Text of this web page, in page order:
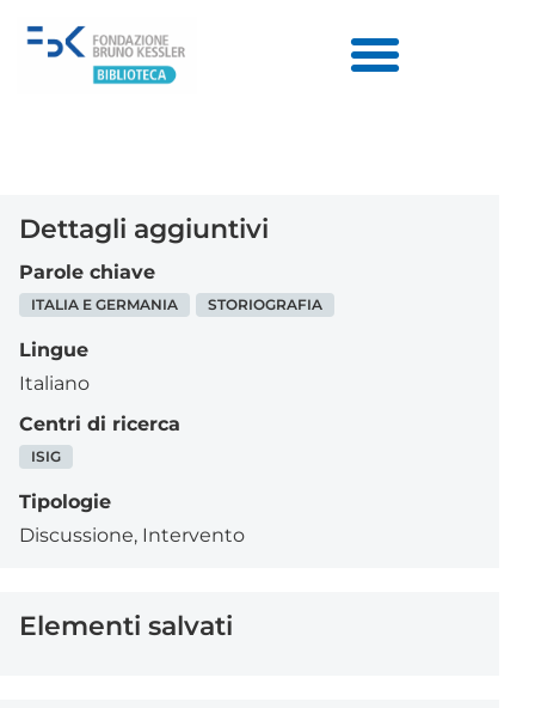
Dettagli aggiuntivi
Parole chiave
ITALIA E GERMANIA STORIOGRAFIA
Lingue
Italiano
Centri di ricerca
ISIG
Tipologie
Discussione, Intervento
Elementi salvati